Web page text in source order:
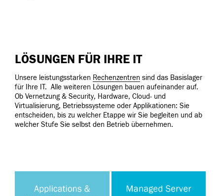
LÖSUNGEN FÜR IHRE IT
Unsere leistungsstarken Rechenzentren sind das Basislager
für Ihre IT. Alle weiteren Lösungen bauen aufeinander auf.
Ob Vernetzung & Security, Hardware, Cloud- und
Virtualisierung, Betriebssysteme oder Applikationen: Sie
entscheiden, bis zu welcher Etappe wir Sie begleiten und ab
welcher Stufe Sie selbst den Betrieb übernehmen.